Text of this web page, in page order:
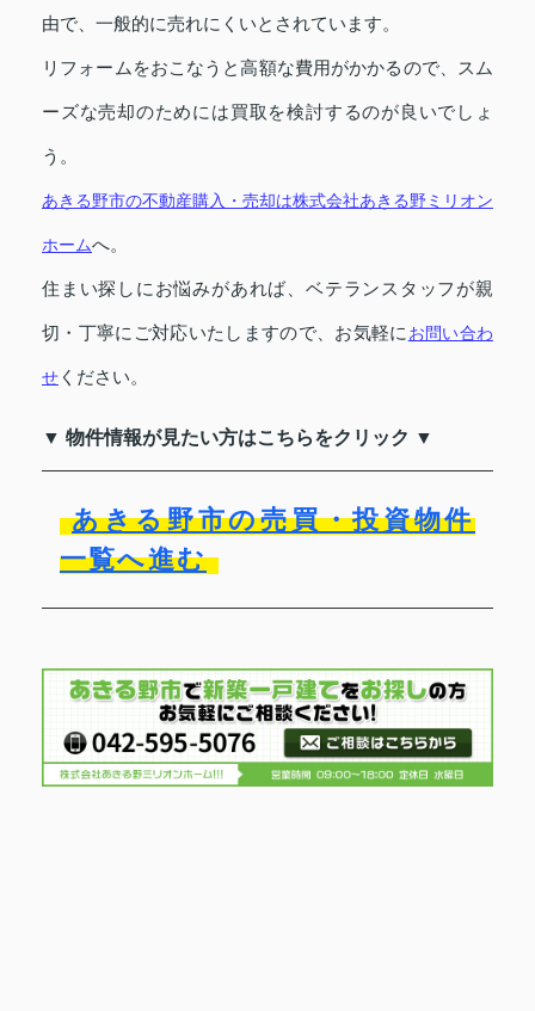
由で、一般的に売れにくいとされています。
リフォームをおこなうと高額な費用がかかるので、スム
ーズな売却のためには買取を検討するのが良いでしょ
う。
あきる野市の不動産購入・売却は株式会社あきる野ミリオン
ホームへ。
住まい探しにお悩みがあれば、ベテランスタッフが親
切・丁寧にご対応いたしますので、お気軽にお問い合わ
せ ください。
▼ 物件情報が見たい方はこちらをクリック ▼
あきる野市の売買・投資物件
一覧へ進む